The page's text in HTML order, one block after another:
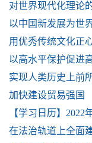
对世界现代化理论
以中国新发展为世
用优秀传统文化正
以高水平保护促进
实现人类历史上前
加快建设贸易强国
【学习日历】2022
在法治轨道上全面